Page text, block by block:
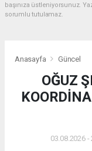
başınıza üstleniyorsunuz.
sorumlu tutulamaz.
Anasayfa Güncel
OĞUZ
03.08.2026